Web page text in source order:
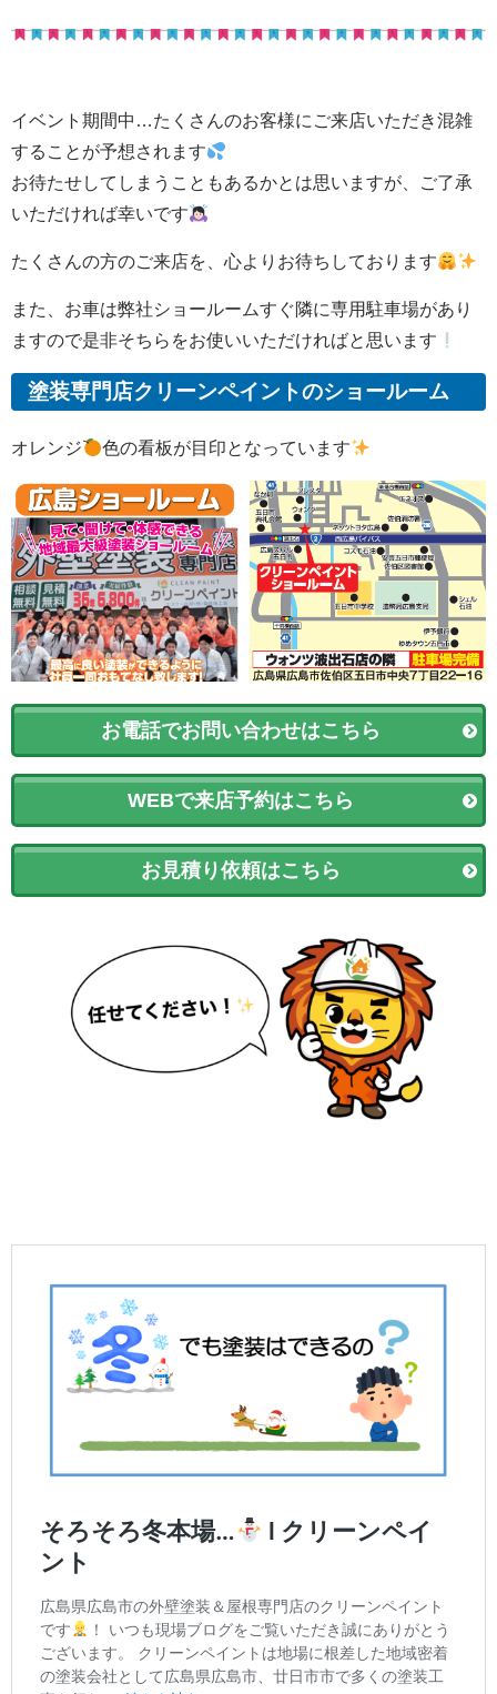
イベント期間中…たくさんのお客様にご来店いただき混雑
することが予想されます
お待たせしてしまうこともあるかとは思いますが、ご了承
いただければ幸いです
たくさんの方のご来店を、心よりお待ちしております
また、お車は弊社ショールームすぐ隣に専用駐車場があり
ますので是非そちらをお使いいただければと思います
塗装専門店クリーンペイントのショールーム
オレンジ 色の看板が目印となっています
お電話でお問い合わせはこちら
WEBで来店予約はこちら
お見積り依頼はこちら